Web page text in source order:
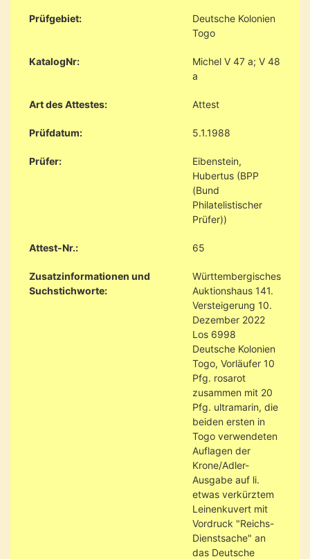
Prüfgebiet:
Deutsche Kolonien
Togo
KatalogNr:
Michel V 47 a; V 48
a
Art des Attestes: Attest
Prüfdatum: 5.1.1988
Prüfer:
Eibenstein,
Hubertus (BPP
(Bund
Philatelistischer
Prüfer))
Attest-Nr.: 65
Zusatzinformationen und
Suchstichworte:
Württembergisches
Auktionshaus 141.
Versteigerung 10.
Dezember 2022
Los 6998
Deutsche Kolonien
Togo, Vorläufer 10
Pfg. rosarot
zusammen mit 20
Pfg. ultramarin, die
beiden ersten in
Togo verwendeten
Auflagen der
Krone/Adler-
Ausgabe auf li.
etwas verkürztem
Leinenkuvert mit
Vordruck "Reichs-
Dienstsache" an
das Deutsche